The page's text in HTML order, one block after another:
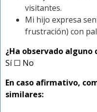
visitantes.
Mi hijo expresa
frustración) con
¿Ha observado
Sí ☐ No
En caso afirmativo,
similares: